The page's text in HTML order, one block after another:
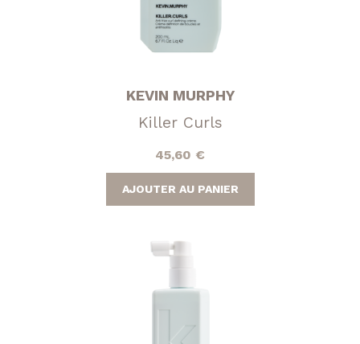
KEVIN MURPHY
Killer Curls
45,60 €
AJOUTER AU PANIER